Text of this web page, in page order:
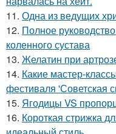
11. Одна из ведущих
12. Полное
коленного сустава
13. Желатин при
14. Какие мастер-
фестиваля 'Советская
15. Ягодицы VS
16. Короткая стрижка